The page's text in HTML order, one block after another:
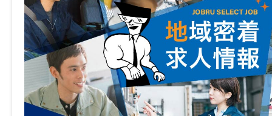
・受動喫煙防止対策：屋内禁煙
・試用期間：3ヶ月
・試用期間中の労働条件：同条件
・雇用期間の定め：なし
・定年制：あり（65歳）
・再雇用制度：あり（70歳まで）